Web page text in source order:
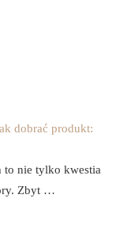
dobrać produkt:
to nie tylko kwestia
Zbyt …